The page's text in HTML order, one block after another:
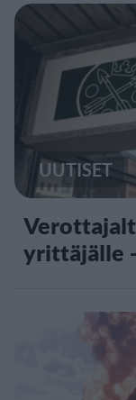
UUTISET
yrittäjälle